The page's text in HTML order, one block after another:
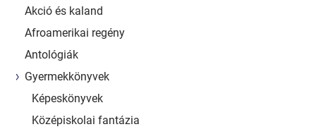
Akció és kaland
Afroamerikai regény
Antológiák
Gyermekkönyvek
Képeskönyvek
Középiskolai fantázia